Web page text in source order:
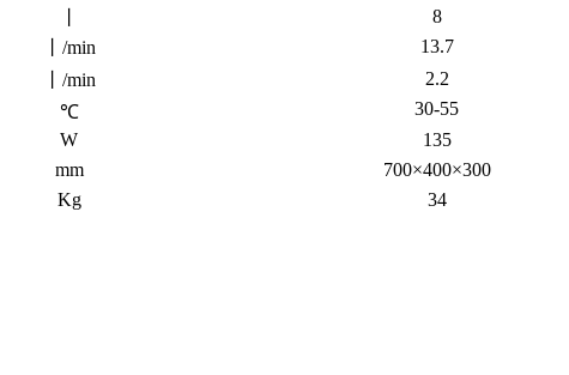
8
丨/min
13.7
丨/min
2.2
℃
30-55
W
135
mm
700×400×300
Kg 34